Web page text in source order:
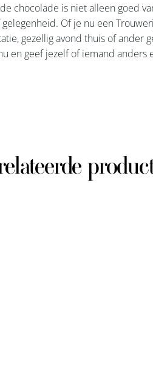
chocolade is niet alleen goed
Of je nu een
gezellig avond thuis of ander
en geef jezelf of iemand